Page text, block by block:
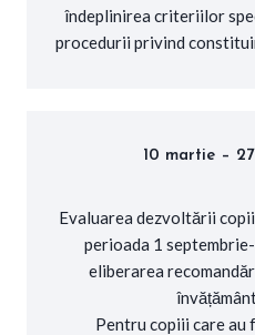
îndeplinirea criteriilor
procedurii privind
10 martie –
Evaluarea dezvoltării
perioada 1
eliberarea
Pentru copiii care